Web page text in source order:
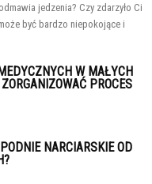
jedzenia? Czy zdarzyło Ci
być bardzo niepokojące i
W MAŁYCH
PROCES
NARCIARSKIE OD